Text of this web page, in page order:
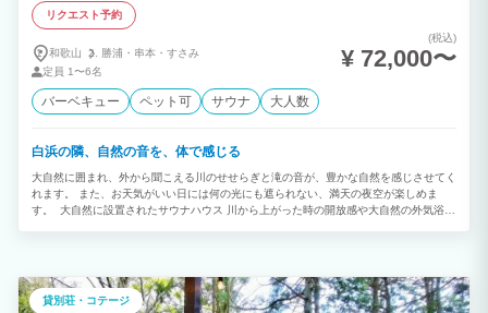
リクエスト予約
和歌山 勝浦・ 串本・ すさみ
定員 1〜6名
(税込)
¥ 72,000〜
バーベキュー ペット可 サウナ 大人数
白浜の隣、自然の音を、体で感じる
大自然に囲まれ、外から聞こえる川のせせらぎと滝の音が、豊かな自然を感じさせてく
れます。 また、お天気がいい日には何の光にも遮られない、満天の夜空が楽しめま
す。 大自然に設置されたサウナハウス 川から上がった時の開放感や大自然の外気浴で
貸別荘・コテージ